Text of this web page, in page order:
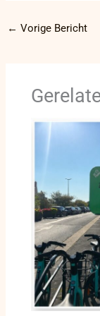
← Vorige Bericht